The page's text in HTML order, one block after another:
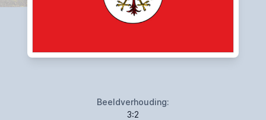
Beeldverhouding:
3:2